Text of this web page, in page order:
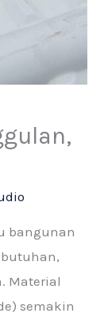
bangunan
Material
semakin